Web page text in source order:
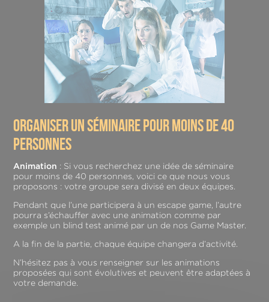
organiser un séminaire pour moins de 40
personnes
Animation : Si vous recherchez une idée de séminaire
pour moins de 40 personnes, voici ce que nous vous
proposons : votre groupe sera divisé en deux équipes.
Pendant que l’une participera à un escape game, l’autre
pourra s’échauffer avec une animation comme par
exemple un blind test animé par un de nos Game Master.
A la fin de la partie, chaque équipe changera d’activité.
N’hésitez pas à vous renseigner sur les animations
proposées qui sont évolutives et peuvent être adaptées à
votre demande.